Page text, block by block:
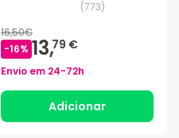
(773)
16,50€
-16% 13,79 €
Envio em 24-72h
Adicionar